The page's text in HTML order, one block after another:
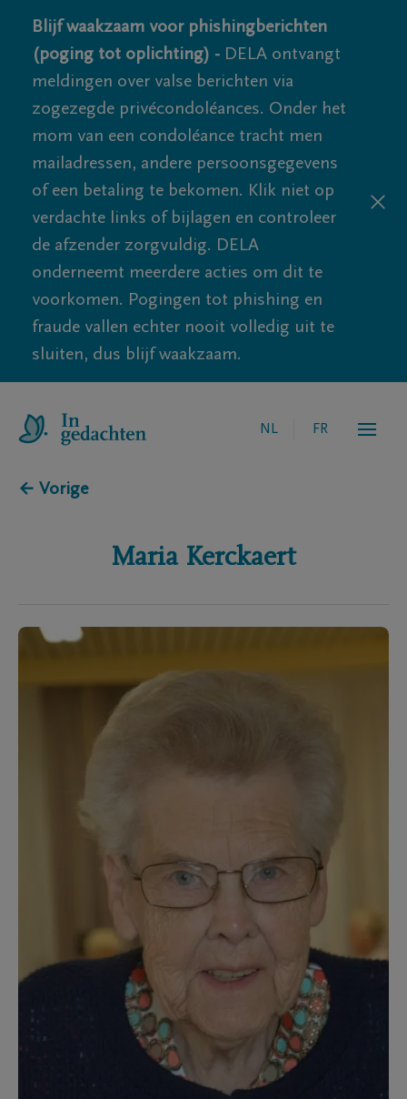
Blijf waakzaam voor phishingberichten
(poging tot oplichting) - DELA ontvangt
meldingen over valse berichten via
zogezegde privécondoléances. Onder het
mom van een condoléance tracht men
mailadressen, andere persoonsgegevens
of een betaling te bekomen. Klik niet op
verdachte links of bijlagen en controleer
de afzender zorgvuldig. DELA
onderneemt meerdere acties om dit te
voorkomen. Pogingen tot phishing en
fraude vallen echter nooit volledig uit te
sluiten, dus blijf waakzaam.
NL FR
← Vorige
Maria Kerckaert